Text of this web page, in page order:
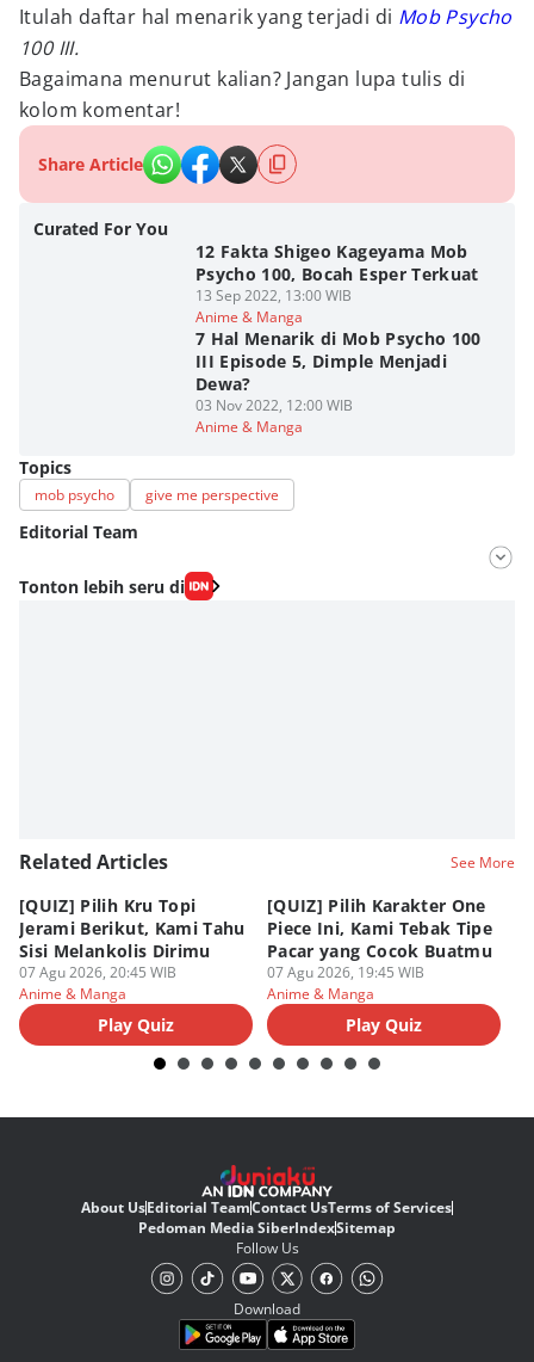
Itulah daftar hal menarik yang terjadi di Mob Psycho
100 III.
Bagaimana menurut kalian? Jangan lupa tulis di
kolom komentar!
Share Article
Curated For You
12 Fakta Shigeo Kageyama Mob
Psycho 100, Bocah Esper Terkuat
13 Sep 2022, 13:00 WIB
Anime & Manga
7 Hal Menarik di Mob Psycho 100
III Episode 5, Dimple Menjadi
Dewa?
03 Nov 2022, 12:00 WIB
Anime & Manga
Topics
mob psycho give me perspective
Editorial Team
Editor
Fahrul Razi Uni Nurullah
Tonton lebih seru di
Related Articles See More
[QUIZ] Pilih Kru Topi
Jerami Berikut, Kami Tahu
Sisi Melankolis Dirimu
07 Agu 2026, 20:45 WIB
Anime & Manga
Play Quiz
[QUIZ] Pilih Karakter One
Piece Ini, Kami Tebak Tipe
Pacar yang Cocok Buatmu
07 Agu 2026, 19:45 WIB
Anime & Manga
Play Quiz
About UsEditorial TeamContact UsTerms of Services
Pedoman Media SiberIndexSitemap
Follow Us
Download